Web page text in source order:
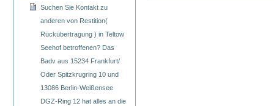
Suchen Sie Kontakt zu
anderen von Restition(
Rückübertragung ) in Teltow
Seehof betroffenen? Das
Badv aus 15234 Frankfurt/
Oder Spitzkrugring 10 und
13086 Berlin-Weißensee
DGZ-Ring 12 hat alles an die